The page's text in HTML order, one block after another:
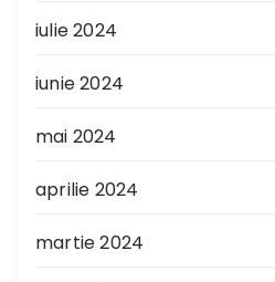
iulie 2024
iunie 2024
mai 2024
aprilie 2024
martie 2024